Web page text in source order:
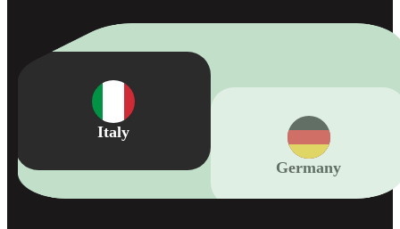
Italy
Germany